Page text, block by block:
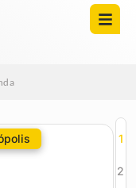
1
2